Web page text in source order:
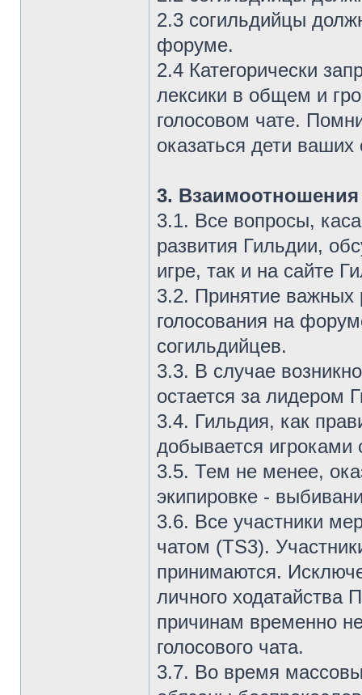
2.3 согильдийцы
форуме.
2.4 Категорически
лексики в общем и
голосовом чате.
оказаться дети ваших
3.
3.1. Все вопросы,
развития Гильдии,
игре, так и на сайте
3.2. Принятие важных
голосования на
согильдийцев.
3.3. В случае
остается за лидером
3.4. Гильдия, как
добывается игроками
3.5. Тем не менее,
экипировке -
3.6. Все участники
чатом (TS3).
принимаются.
личного ходатайства
причинам временно
голосового чата.
3.7. Во время